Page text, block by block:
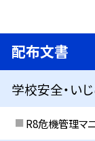
配布文書
学校安全・い
R8危機管理マ